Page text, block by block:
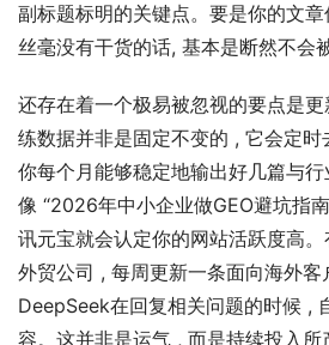
副标题标明的关键点。要是你的文
丝毫没有干货的话, 基本是断然不会
还存在着一个极易被忽视的要点是
练数据并非是固定不变的 , 它会定
你每个月能够稳定地输出好几篇与
像 “2026年中小企业做GEO避坑指
讯元宝就会认定你的网站活跃度高
外贸公司 , 每周更新一条面向海外
DeepSeek在回复相关问题的时候 ,
容。这并非是运气 , 而是持续投入所